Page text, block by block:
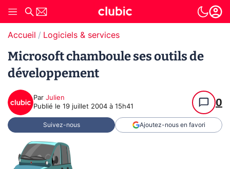
Accueil Logiciels & services
Microsoft chamboule ses outils de
développement
Par Julien
Publié le 19 juillet 2004 à 15h41 0
Suivez-nous Ajoutez-nous en favori